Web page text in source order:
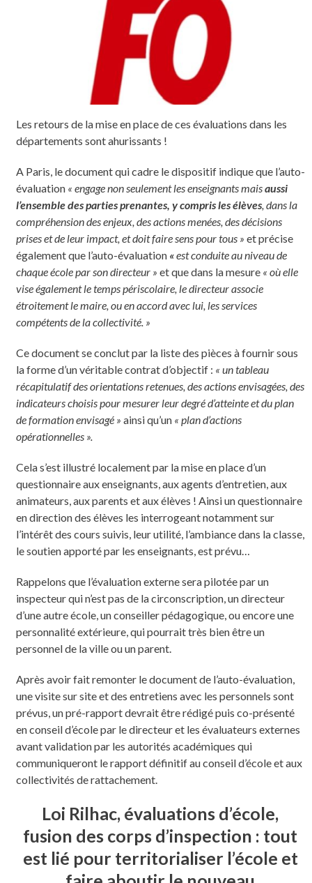
Les retours de la mise en place de ces évaluations dans les
départements sont ahurissants !
A Paris, le document qui cadre le dispositif indique que l’auto-
évaluation « engage non seulement les enseignants maisaussi
l’ensemble des parties prenantes, y compris les élèves, dans la
compréhension des enjeux, des actions menées, des décisions
prises et de leur impact, et doit faire sens pour tous » et précise
également que l’auto-évaluation «est conduite au niveau de
chaque école par son directeur » et que dans la mesure « où elle
vise également le temps périscolaire, le directeur associe
étroitement le maire, ou en accord avec lui, les services
compétents de la collectivité. »
Ce document se conclut par la liste des pièces à fournir sous
la forme d’un véritable contrat d’objectif : « un tableau
récapitulatif des orientations retenues, des actions envisagées, des
indicateurs choisis pour mesurer leur degré d’atteinte et du plan
de formation envisagé » ainsi qu’un « plan d’actions
opérationnelles ».
Cela s’est illustré localement par la mise en place d’un
questionnaire aux enseignants, aux agents d’entretien, aux
animateurs, aux parents et aux élèves ! Ainsi un questionnaire
en direction des élèves les interrogeant notamment sur
l’intérêt des cours suivis, leur utilité, l’ambiance dans la classe,
le soutien apporté par les enseignants, est prévu…
Rappelons que l’évaluation externe sera pilotée par un
inspecteur qui n’est pas de la circonscription, un directeur
d’une autre école, un conseiller pédagogique, ou encore une
personnalité extérieure, qui pourrait très bien être un
personnel de la ville ou un parent.
Après avoir fait remonter le document de l’auto-évaluation,
une visite sur site et des entretiens avec les personnels sont
prévus, un pré-rapport devrait être rédigé puis co-présenté
en conseil d’école par le directeur et les évaluateurs externes
avant validation par les autorités académiques qui
communiqueront le rapport définitif au conseil d’école et aux
collectivités de rattachement.
Loi Rilhac, évaluations d’école,
fusion des corps d’inspection : tout
est lié pour territorialiser l’école et